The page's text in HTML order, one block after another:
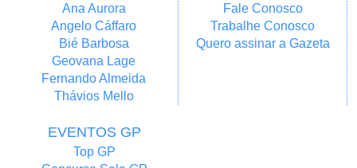
Ana Aurora
Angelo Cáffaro
Bié Barbosa
Geovana Lage
Fernando Almeida
Thávios Mello
Fale Conosco
Trabalhe Conosco
Quero assinar a Gazeta
EVENTOS GP
Top GP